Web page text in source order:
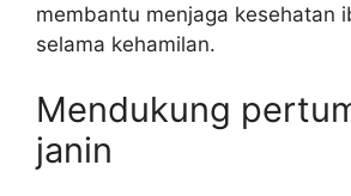
membantu menjaga kesehatan
selama kehamilan.
Mendukung
janin